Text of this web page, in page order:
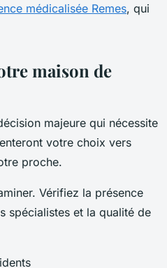
médicalisée Remes, qui
maison de
majeure qui nécessite
votre choix vers
proche.
Vérifiez la présence
spécialistes et la qualité de